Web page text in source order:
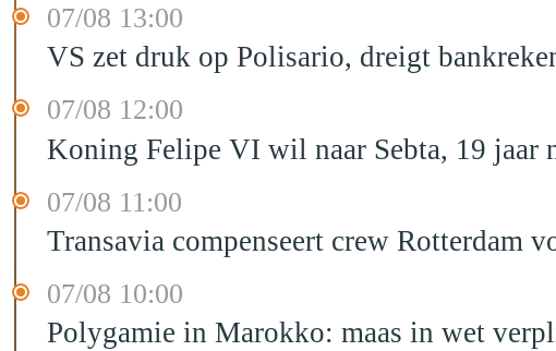
07/08 13:00
VS zet druk op Polisario, dreigt
07/08 12:00
Koning Felipe VI wil naar Sebta, 19 jaar
07/08 11:00
Transavia compenseert crew Rotterdam
07/08 10:00
Polygamie in Marokko: maas in wet